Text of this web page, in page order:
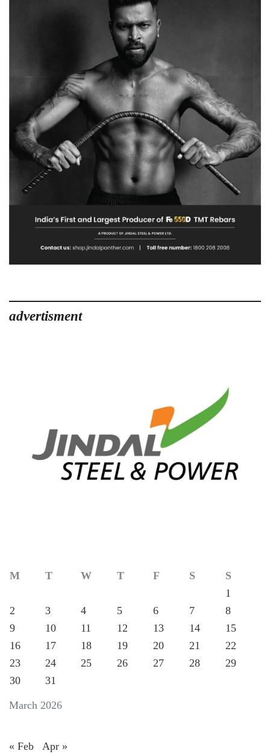
advertisment
March 2026
M T W T F S
S
1
2
3 4 5 6 7
8
9
10 11 12 13 14
15
16
17 18 19 20 21
22
23
24 25 26 27 28
29
30
31
« Feb Apr »